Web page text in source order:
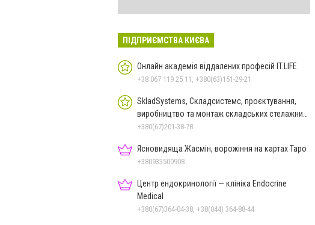
ПІДПРИЄМСТВА КИЄВА
Онлайн академія віддалених професій IT.LIFE
+38 067 119 25 11, +380(63)151-29-21
SkladSystems, Складсистемс, проєктування,
виробництво та монтаж складських стелажних
систем
+380(67)201-38-78
Ясновидяща Жасмін, ворожіння на картах Таро
+380933500908
Центр ендокринології — клініка Endocrine
Medical
+380(67)364-04-38, +38(044) 364-88-44